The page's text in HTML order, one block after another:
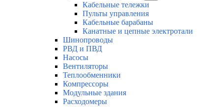
Кабельные тележки
Пульты управления
Кабельные барабаны
Канатные и цепные электротали
Шинопроводы
РВД и ПВД
Насосы
Вентиляторы
Теплообменники
Компрессоры
Модульные здания
Расходомеры